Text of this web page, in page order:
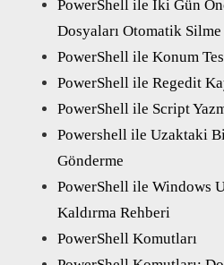
PowerShell ile İki Gün
Dosyaları Otomatik Silme
PowerShell ile Konum
PowerShell ile Regedit
PowerShell ile Script
Powershell ile Uzaktaki
Gönderme
PowerShell ile Windows
Kaldırma Rehberi
PowerShell Komutları